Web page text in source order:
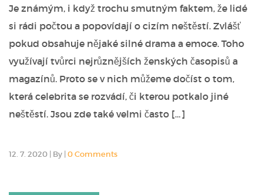
Je známým, i když trochu smutným faktem, že lidé
si rádi počtou a popovídají o cizím neštěstí. Zvlášť
pokud obsahuje nějaké silné drama a emoce. Toho
využívají tvůrci nejrůznějších ženských časopisů a
magazínů. Proto se v nich můžeme dočíst o tom,
která celebrita se rozvádí, či kterou potkalo jiné
neštěstí. Jsou zde také velmi často […]
12. 7. 2020 | By | 0 Comments